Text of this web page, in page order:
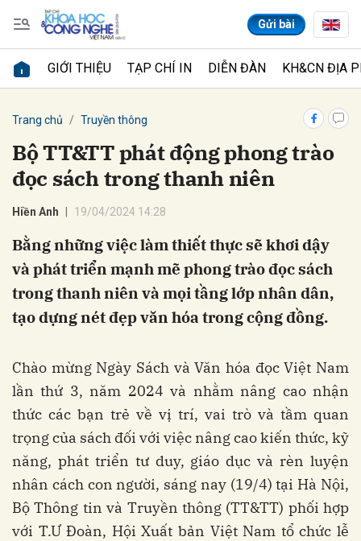
Gửi bài
GIỚI THIỆU TẠP CHÍ IN DIỄN ĐÀN KH&CN ĐỊA
Trang chủ Truyền thông
Bộ TT&TT phát động phong trào
đọc sách trong thanh niên
Hiền Anh 19/04/2024 14:28
Bằng những việc làm thiết thực sẽ khơi dậy
và phát triển mạnh mẽ phong trào đọc sách
trong thanh niên và mọi tầng lớp nhân dân,
tạo dựng nét đẹp văn hóa trong cộng đồng.
Chào mừng Ngày Sách và Văn hóa đọc Việt Nam
lần thứ 3, năm 2024 và nhằm nâng cao nhận
thức các bạn trẻ về vị trí, vai trò và tầm quan
trọng của sách đối với việc nâng cao kiến thức, kỹ
năng, phát triển tư duy, giáo dục và rèn luyện
nhân cách con người, sáng nay (19/4) tại Hà Nội,
Bộ Thông tin và Truyền thông (TT&TT) phối hợp
với T.Ư Đoàn, Hội Xuất bản Việt Nam tổ chức lễ
Gửi bình luận
Hủy Gửi